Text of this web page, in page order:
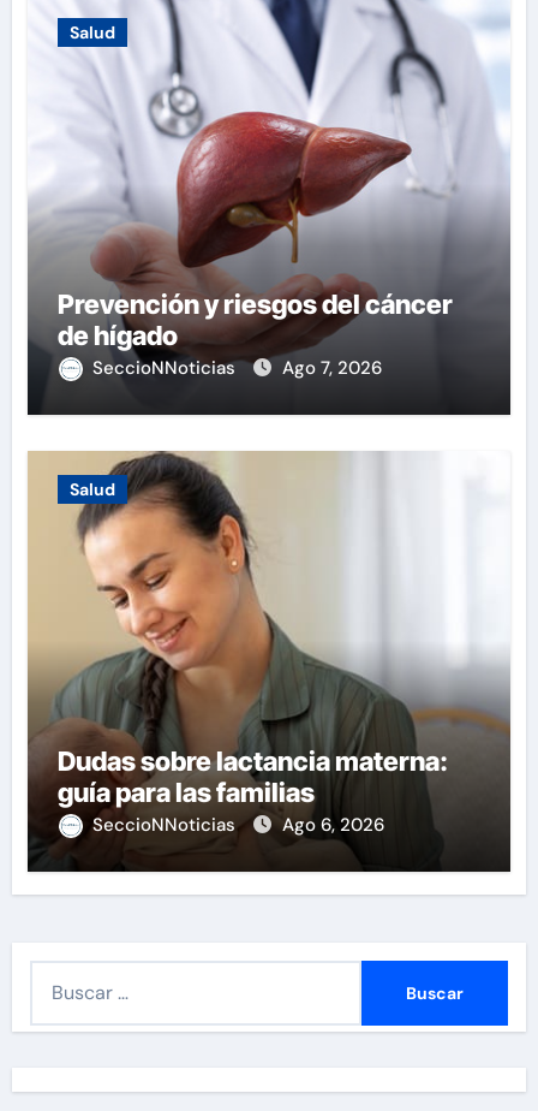
Salud
Prevención y riesgos del cáncer
de hígado
SeccioNNoticias Ago 7, 2026
Salud
Dudas sobre lactancia materna:
guía para las familias
SeccioNNoticias Ago 6, 2026